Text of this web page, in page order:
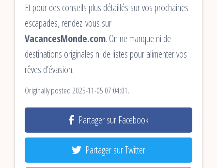
Et pour des conseils plus détaillés sur vos prochaines
escapades, rendez-vous sur
VacancesMonde.com. On ne manque ni de
destinations originales ni de listes pour alimenter vos
rêves d’évasion.
Originally posted 2025-11-05 07:04:01.
Partager sur Facebook
Partager sur Twitter